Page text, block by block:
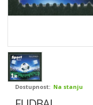
Dostupnost: Na stanju